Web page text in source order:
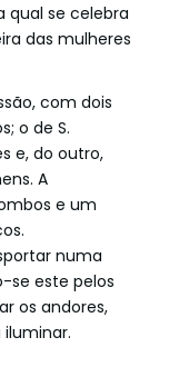
qual se celebra
das mulheres
com dois
o de S.
e, do outro,
A
e um
numa
se este pelos
os andores,